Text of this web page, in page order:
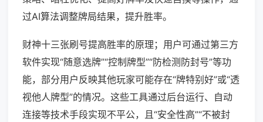
过AI算法调整牌局结果，提升胜率。
财神十三张刷号提高胜率的原理；用户可通过第三方
软件实现“随意选牌”“控制牌型”“防检测防封号”等功
能，部分用户反映其他玩家可能存在“牌特别好”或“透
视他人牌型”的情况。这些工具通过后台运行、自动
连接等技术手段实现不平公，且“安全性高”“不被封